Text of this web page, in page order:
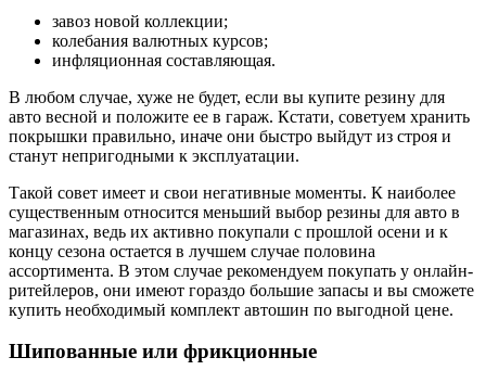
завоз новой коллекции;
колебания валютных курсов;
инфляционная составляющая.
В любом случае, хуже не будет, если вы купите резину для
авто весной и положите ее в гараж. Кстати, советуем хранить
покрышки правильно, иначе они быстро выйдут из строя и
станут непригодными к эксплуатации.
Такой совет имеет и свои негативные моменты. К наиболее
существенным относится меньший выбор резины для авто в
магазинах, ведь их активно покупали с прошлой осени и к
концу сезона остается в лучшем случае половина
ассортимента. В этом случае рекомендуем покупать у онлайн-
ритейлеров, они имеют гораздо большие запасы и вы сможете
купить необходимый комплект автошин по выгодной цене.
Шипованные или фрикционные